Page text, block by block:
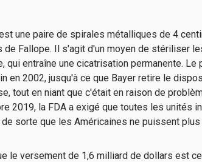
une paire de spirales métalliques de 4
de Fallope. Il s'agit d'un moyen de stériliser
qui entraîne une cicatrisation permanente.
en 2002, jusqu'à ce que Bayer retire le
tout en niant que c'était en raison de
2019, la FDA a exigé que toutes les unités
de sorte que les Américaines ne puissent
le versement de 1,6 milliard de dollars est